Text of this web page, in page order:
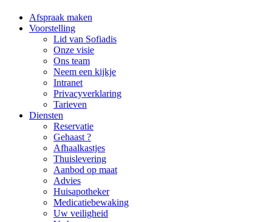
Afspraak maken
Voorstelling
Lid van Sofiadis
Onze visie
Ons team
Neem een kijkje
Intranet
Privacyverklaring
Tarieven
Diensten
Reservatie
Gehaast ?
Afhaalkastjes
Thuislevering
Aanbod op maat
Advies
Huisapotheker
Medicatiebewaking
Uw veiligheid